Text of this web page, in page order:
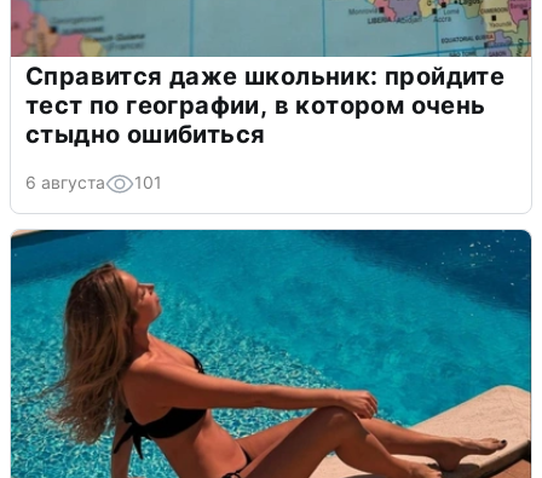
Справится даже школьник: пройдите
тест по географии, в котором очень
стыдно ошибиться
6 августа 101